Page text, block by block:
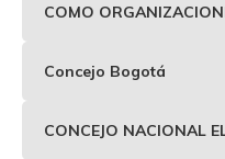
COMO
Concejo Bogotá
CONCEJO NACIONAL